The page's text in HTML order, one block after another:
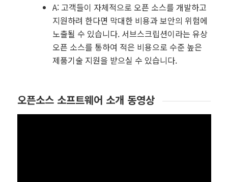
A: 고객들이 자체적으로 오픈 소스를 개발하고
지원하려 한다면 막대한 비용과 보안의 위험에
노출될 수 있습니다. 서브스크립션이라는 유상
오픈 소스를 통하여 적은 비용으로 수준 높은
제품기술 지원을 받으실 수 있습니다.
오픈소스 소프트웨어 소개 동영상